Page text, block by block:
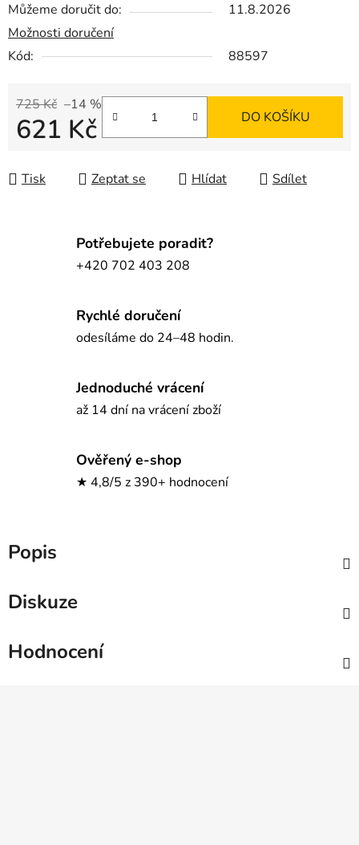
Můžeme doručit do:
11.8.2026
Možnosti doručení
Kód:
88597
725 Kč –14 %
621 Kč DO KOŠÍKU
Tisk Zeptat se Hlídat Sdílet
Potřebujete poradit?
+420 702 403 208
Rychlé doručení
odesíláme do 24–48 hodin.
Jednoduché vrácení
až 14 dní na vrácení zboží
Ověřený e-shop
★ 4,8/5 z 390+ hodnocení
Popis
Diskuze
Hodnocení